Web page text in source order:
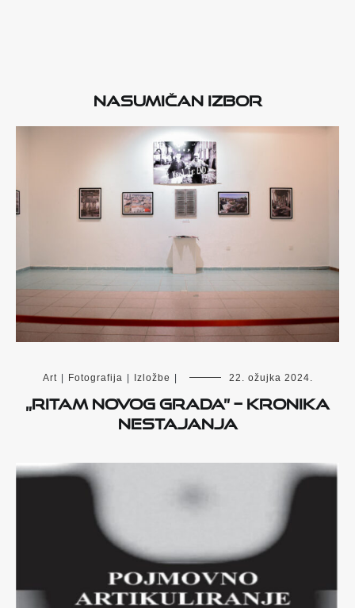
Nasumičan izbor
Art | Fotografija | Izložbe | 22. ožujka 2024.
„Ritam novog grada” – kronika
nestajanja